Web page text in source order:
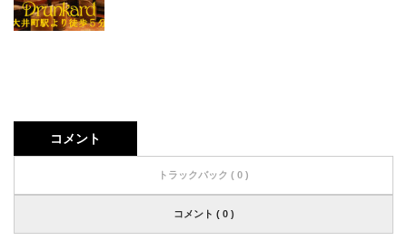
コメント
トラックバック ( 0 )
コメント ( 0 )